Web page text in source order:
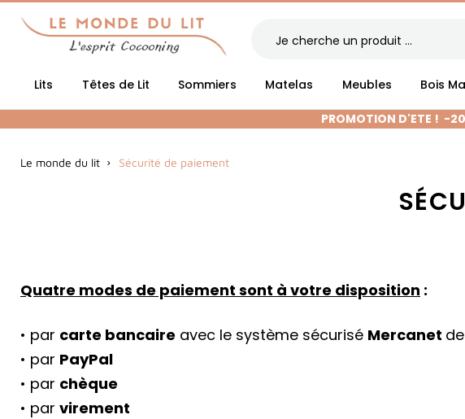
Lits Têtes de Lit Sommiers Matelas Meubles Bois
PROMOTION D'ETE ! -
Le monde du lit Sécurité de paiement
Quatre modes de paiement sont à votre disposition :
• par carte bancaire avec le système sécurisé Mercanet
• par PayPal
• par chèque
• par virement